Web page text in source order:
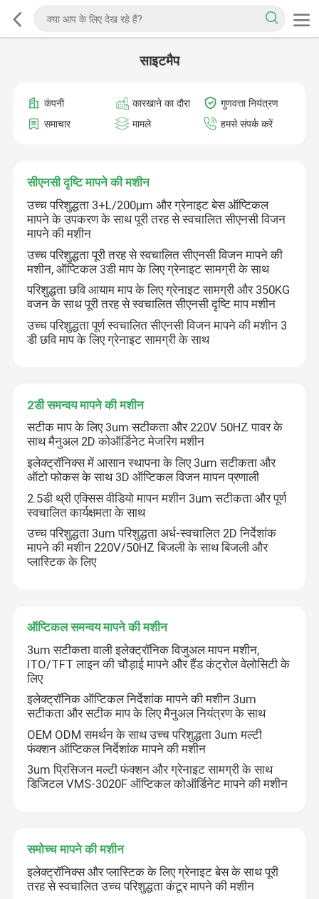
साइटमैप
कंपनी कारखाने का दौरा
गुणवत्ता नियंत्रण
समाचार
मामले हमसे संपर्क करें
सीएनसी दृष्टि मापने की मशीन
उच्च परिशुद्धता 3+L/200µm और ग्रेनाइट बेस ऑप्टिकल
मापने के उपकरण के साथ पूरी तरह से स्वचालित सीएनसी विजन
मापने की मशीन
उच्च परिशुद्धता पूरी तरह से स्वचालित सीएनसी विजन मापने की
मशीन, ऑप्टिकल 3डी माप के लिए ग्रेनाइट सामग्री के साथ
परिशुद्धता छवि आयाम माप के लिए ग्रेनाइट सामग्री और 350KG
वजन के साथ पूरी तरह से स्वचालित सीएनसी दृष्टि माप मशीन
उच्च परिशुद्धता पूर्ण स्वचालित सीएनसी विजन मापने की मशीन 3
डी छवि माप के लिए ग्रेनाइट सामग्री के साथ
2डी समन्वय मापने की मशीन
सटीक माप के लिए 3um सटीकता और 220V 50HZ पावर के
साथ मैनुअल 2D कोऑर्डिनेट मेजरिंग मशीन
इलेक्ट्रॉनिक्स में आसान स्थापना के लिए 3um सटीकता और
ऑटो फोकस के साथ 3D ऑप्टिकल विजन मापन प्रणाली
2.5डी थ्री एक्सिस वीडियो मापन मशीन 3um सटीकता और पूर्ण
स्वचालित कार्यक्षमता के साथ
उच्च परिशुद्धता 3um परिशुद्धता अर्ध-स्वचालित 2D निर्देशांक
मापने की मशीन 220V/50HZ बिजली के साथ बिजली और
प्लास्टिक के लिए
ऑप्टिकल समन्वय मापने की मशीन
3um सटीकता वाली इलेक्ट्रॉनिक विजुअल मापन मशीन,
ITO/TFT लाइन की चौड़ाई मापने और हैंड कंट्रोल वेलोसिटी के
लिए
इलेक्ट्रॉनिक ऑप्टिकल निर्देशांक मापने की मशीन 3um
सटीकता और सटीक माप के लिए मैनुअल नियंत्रण के साथ
OEM ODM समर्थन के साथ उच्च परिशुद्धता 3um मल्टी
फंक्शन ऑप्टिकल निर्देशांक मापने की मशीन
3um प्रिसिजन मल्टी फंक्शन और ग्रेनाइट सामग्री के साथ
डिजिटल VMS-3020F ऑप्टिकल कोऑर्डिनेट मापने की मशीन
समोच्च मापने की मशीन
इलेक्ट्रॉनिक्स और प्लास्टिक के लिए ग्रेनाइट बेस के साथ पूरी
तरह से स्वचालित उच्च परिशुद्धता कंटूर मापने की मशीन